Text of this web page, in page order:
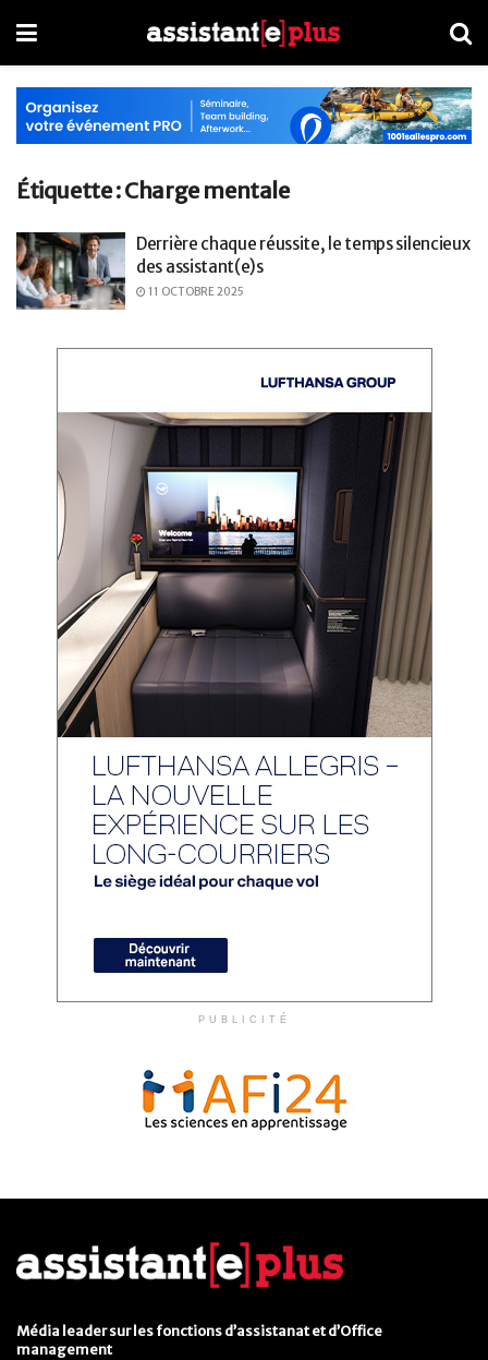
Étiquette :Charge mentale
Derrière chaque réussite, le temps silencieux
des assistant(e)s
11 OCTOBRE 2025
PUBLICITÉ
Média leader sur les fonctions d’assistanat et d’Office
management